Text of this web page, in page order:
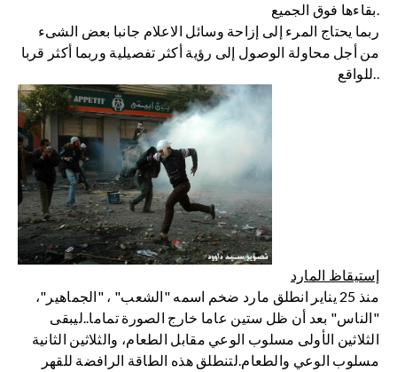
بقاءها فوق الجميع.
ربما يحتاج المرء إلى إزاحة وسائل الاعلام جانبا بعض الشىء
من أجل محاولة الوصول إلى رؤية أكثر تفصيلية وربما أكثر قربا
للواقع..
إستيقاظ المارد
منذ 25 يناير انطلق مارد ضخم اسمه "الشعب" ، "الجماهير"،
"الناس" بعد أن ظل ستين عاما خارج الصورة تماما..ليبقى
الثلاثين الأولى مسلوب الوعي مقابل الطعام، والثلاثين الثانية
مسلوب الوعي والطعام.لتنطلق هذه الطاقة الرافضة للقهر